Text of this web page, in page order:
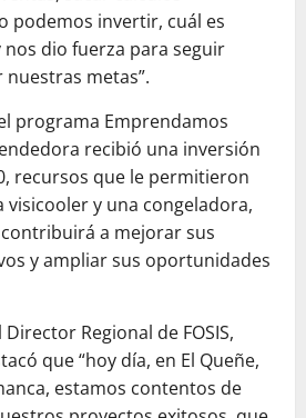
podemos invertir, cuál es
dio fuerza para seguir
metas”.
programa Emprendamos
recibió una inversión
recursos que le permitieron
y una congeladora,
a mejorar sus
y ampliar sus oportunidades
Regional de FOSIS,
que “hoy día, en El Queñe,
estamos contentos de